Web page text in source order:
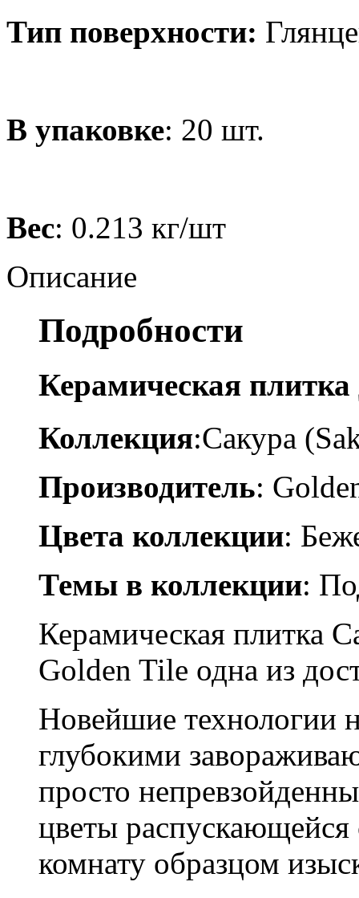
Тип поверхности:
В упаковке: 20 шт.
Вес: 0.213 кг/шт
Описание
Подробности
Керамическая
Коллекция:Сакура
Производитель:
Цвета коллекции:
Темы в коллекции:
Керамическая плитка
Golden Tile одна из
Новейшие технологии
глубокими
просто
цветы
комнату образцом